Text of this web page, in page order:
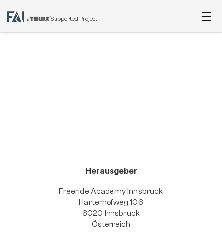
a Supported Project
Herausgeber
Freeride Academy Innsbruck
Harterhofweg 106
6020 Innsbruck
Österreich